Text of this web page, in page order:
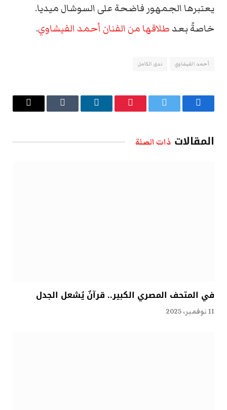
يعتبرها الجمهور فاضحة على السوشال ميديا.
خاصةً بعدطلاقها من الفنان أحمد الفيشاوي.
أحمد الفيشاوي ندى الكامل
فيسبوك تويتر بينتيريستلينكدإن Tumblr
البريد
المقالات ذات الصلة
في المتحف المصري الكبير.. قرآنٌ يُشعل الجدل
11 نوفمبر، 2025